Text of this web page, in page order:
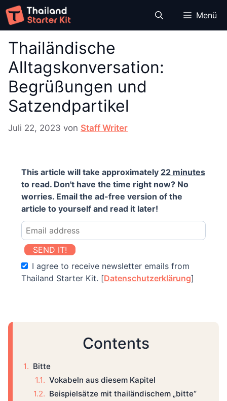
Zum
Inhalt
springen
Menü
Thailändische
Alltagskonversation:
Begrüßungen und
Satzendpartikel
Juli 22, 2023 von Staff Writer
This article will take approximately 22 minutes
to read. Don't have the time right now? No
worries. Email the ad-free version of the
article to yourself and read it later!
SEND IT!
I agree to receive newsletter emails from
Thailand Starter Kit. [Datenschutzerklärung]
Contents
Bitte
Vokabeln aus diesem Kapitel
Beispielsätze mit thailändischem „bitte“